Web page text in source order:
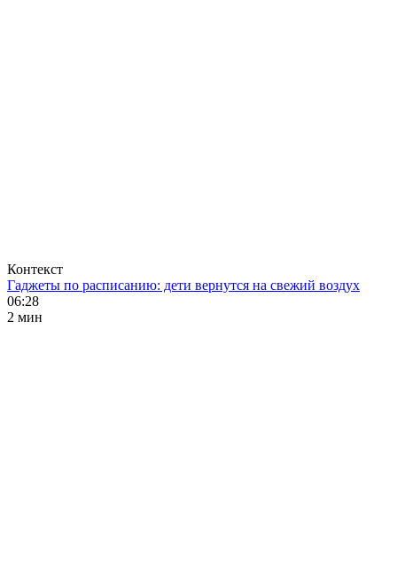
Контекст
Гаджеты по расписанию: дети вернутся на свежий воздух
06:28
2 мин